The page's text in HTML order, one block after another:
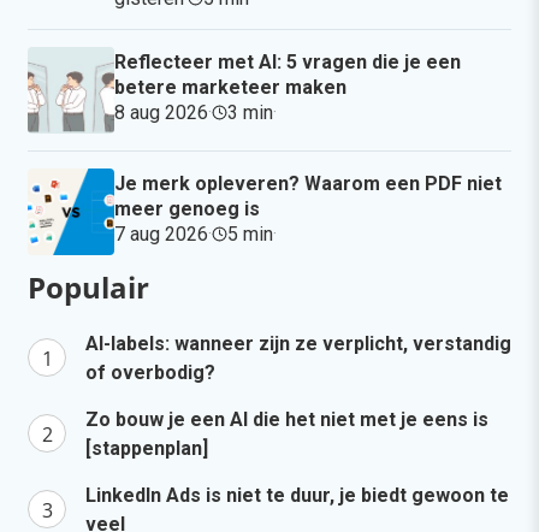
Reflecteer met AI: 5 vragen die je een
betere marketeer maken
8 aug 2026· 3 min·
Je merk opleveren? Waarom een PDF niet
meer genoeg is
7 aug 2026· 5 min·
Populair
AI-labels: wanneer zijn ze verplicht, verstandig
of overbodig?
Zo bouw je een AI die het niet met je eens is
[stappenplan]
LinkedIn Ads is niet te duur, je biedt gewoon te
veel